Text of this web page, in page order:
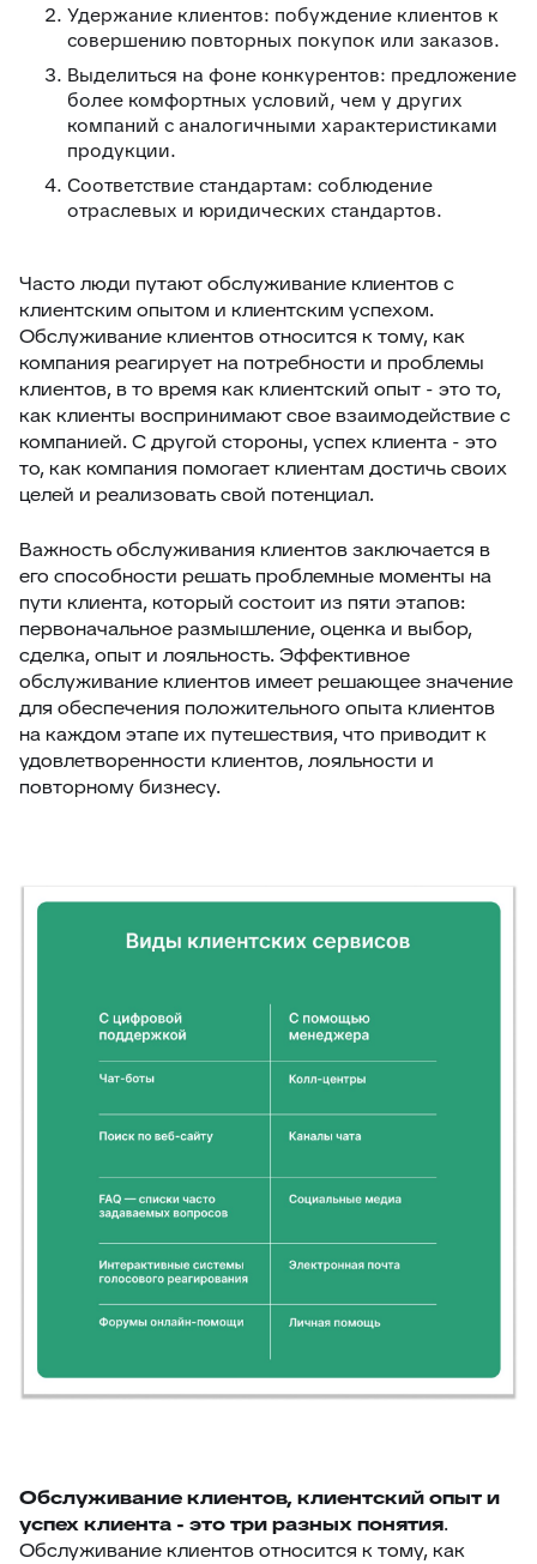
Удержание клиентов: побуждение клиентов к
совершению повторных покупок или заказов.
Выделиться на фоне конкурентов: предложение
более комфортных условий, чем у других
компаний с аналогичными характеристиками
продукции.
Соответствие стандартам: соблюдение
отраслевых и юридических стандартов.
Часто люди путают обслуживание клиентов с
клиентским опытом и клиентским успехом.
Обслуживание клиентов относится к тому, как
компания реагирует на потребности и проблемы
клиентов, в то время как клиентский опыт - это то,
как клиенты воспринимают свое взаимодействие с
компанией. С другой стороны, успех клиента - это
то, как компания помогает клиентам достичь своих
целей и реализовать свой потенциал.
Важность обслуживания клиентов заключается в
его способности решать проблемные моменты на
пути клиента, который состоит из пяти этапов:
первоначальное размышление, оценка и выбор,
сделка, опыт и лояльность. Эффективное
обслуживание клиентов имеет решающее значение
для обеспечения положительного опыта клиентов
на каждом этапе их путешествия, что приводит к
удовлетворенности клиентов, лояльности и
повторному бизнесу.
Обслуживание клиентов, клиентский опыт и
успех клиента - это три разных понятия.
Обслуживание клиентов относится к тому, как